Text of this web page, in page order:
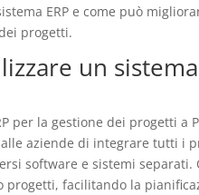
ERP e come può
progetti.
un
per la gestione dei progetti
alle aziende di integrare tutti i
software e sistemi
facilitando la